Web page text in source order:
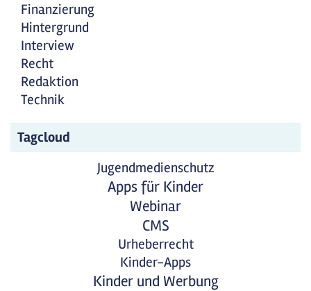
Finanzierung
Hintergrund
Interview
Recht
Redaktion
Technik
Tagcloud
Jugendmedienschutz
Apps für Kinder
Webinar
CMS
Urheberrecht
Kinder-Apps
Kinder und Werbung